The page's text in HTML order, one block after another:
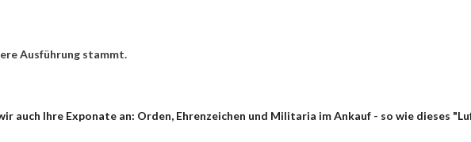
Ausführung stammt.
auch Ihre Exponate an: Orden, Ehrenzeichen und Militaria im Ankauf - so wie dieses